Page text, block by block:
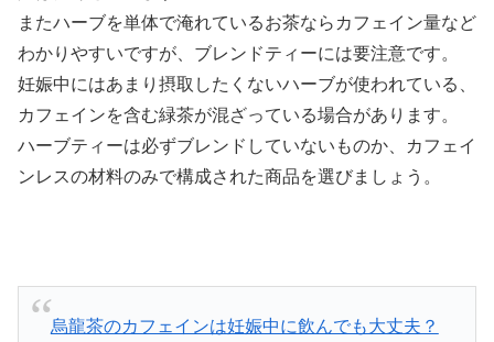
またハーブを単体で淹れているお茶ならカフェイン量など
わかりやすいですが、ブレンドティーには要注意です。
妊娠中にはあまり摂取したくないハーブが使われている、
カフェインを含む緑茶が混ざっている場合があります。
ハーブティーは必ずブレンドしていないものか、カフェイ
ンレスの材料のみで構成された商品を選びましょう。
烏龍茶のカフェインは妊娠中に飲んでも大丈夫？